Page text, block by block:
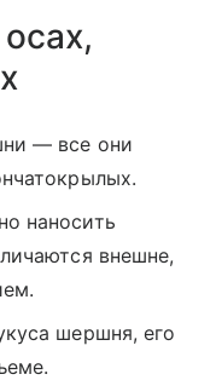
— все они
наносить
внешне,
шершня, его